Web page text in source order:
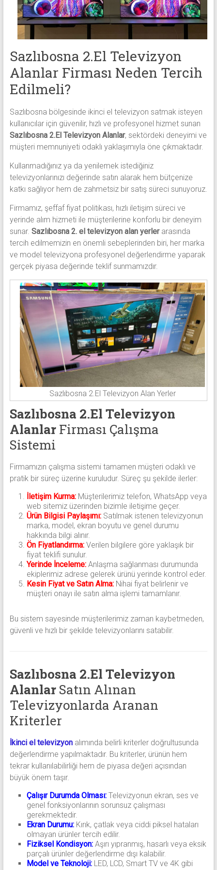
alanlar
adresten
alım
yapıyor
Sazlıbosna 2.El Televizyon
Alanlar Firması Neden Tercih
Edilmeli?
Sazlıbosna bölgesinde ikinci el televizyon satmak isteyen
kullanıcılar için güvenilir, hızlı ve profesyonel hizmet sunan
Sazlıbosna 2.El Televizyon Alanlar, sektördeki deneyimi ve
müşteri memnuniyeti odaklı yaklaşımıyla öne çıkmaktadır.
Kullanmadığınız ya da yenilemek istediğiniz
televizyonlarınızı değerinde satın alarak hem bütçenize
katkı sağlıyor hem de zahmetsiz bir satış süreci sunuyoruz.
Firmamız, şeffaf fiyat politikası, hızlı iletişim süreci ve
yerinde alım hizmeti ile müşterilerine konforlu bir deneyim
sunar. Sazlıbosna 2. el televizyon alan yerlerarasında
tercih edilmemizin en önemli sebeplerinden biri, her marka
ve model televizyona profesyonel değerlendirme yaparak
gerçek piyasa değerinde teklif sunmamızdır.
Sazlıbosna 2.El Televizyon Alan Yerler
Sazlıbosna 2.El Televizyon
AlanlarFirması Çalışma
Sistemi
Firmamızın çalışma sistemi tamamen müşteri odaklı ve
pratik bir süreç üzerine kuruludur. Süreç şu şekilde ilerler:
İletişim Kurma:Müşterilerimiz telefon, WhatsApp veya
web sitemiz üzerinden bizimle iletişime geçer.
Ürün Bilgisi Paylaşımı:Satılmak istenen televizyonun
marka, model, ekran boyutu ve genel durumu
hakkında bilgi alınır.
Ön Fiyatlandırma:Verilen bilgilere göre yaklaşık bir
fiyat teklifi sunulur.
Yerinde İnceleme:Anlaşma sağlanması durumunda
ekiplerimiz adrese gelerek ürünü yerinde kontrol eder.
Kesin Fiyat ve Satın Alma:Nihai fiyat belirlenir ve
müşteri onayı ile satın alma işlemi tamamlanır.
Bu sistem sayesinde müşterilerimiz zaman kaybetmeden,
güvenli ve hızlı bir şekilde televizyonlarını satabilir.
Sazlıbosna 2.El Televizyon
Alanlar Satın Alınan
Televizyonlarda Aranan
Kriterler
İkinci el televizyonalımında belirli kriterler doğrultusunda
değerlendirme yapılmaktadır. Bu kriterler, ürünün hem
tekrar kullanılabilirliği hem de piyasa değeri açısından
büyük önem taşır.
Çalışır Durumda Olması:Televizyonun ekran, ses ve
genel fonksiyonlarının sorunsuz çalışması
gerekmektedir.
Ekran Durumu:Kırık, çatlak veya ciddi piksel hataları
olmayan ürünler tercih edilir.
Fiziksel Kondisyon:Aşırı yıpranmış, hasarlı veya eksik
parçalı ürünler değerlendirme dışı kalabilir.
Model ve Teknoloji:LED, LCD, Smart TV ve 4K gibi